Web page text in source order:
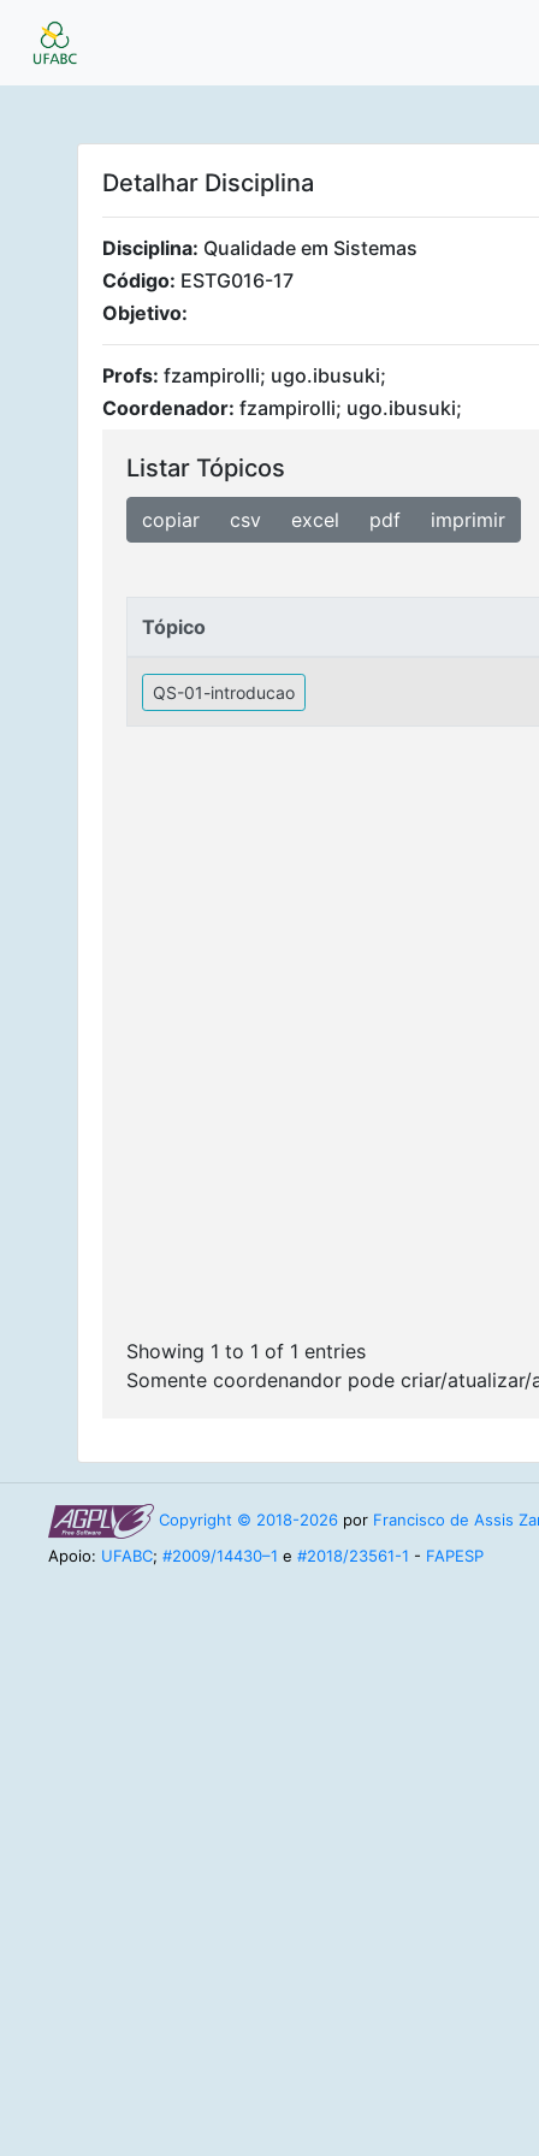
Detalhar Disciplina
Disciplina: Qualidade em Sistemas
Código: ESTG016-17
Objetivo:
Profs: fzampirolli; ugo.ibusuki;
Coordenador: fzampirolli; ugo.ibusuki;
Listar Tópicos
copiar csv excel pdf imprimir
Tópico
Tópico
QS-01-introducao
Showing 1 to 1 of 1 entries
Somente coordenandor pode criar/
Copyright © 2018-2026 por Francisco de Assis
Apoio: UFABC; #2009/14430–1 e #2018/23561-1 - FAPESP